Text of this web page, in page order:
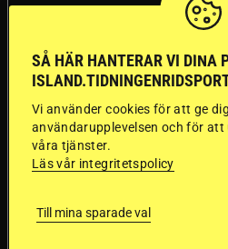
”Gummi”
Första
en
passhäst
Del 1Att rida pass på hög
betydligt mer än fart.
SÅ HÄR HANTERAR VI DINA
Vi använder cookies för att ge
användarupplevelsen och för
våra tjänster.
Läs vår integritetspolicy
Till mina sparade val